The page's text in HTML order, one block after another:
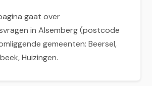
gaat over
in Alsemberg (postcode
gemeenten: Beersel,
Huizingen.